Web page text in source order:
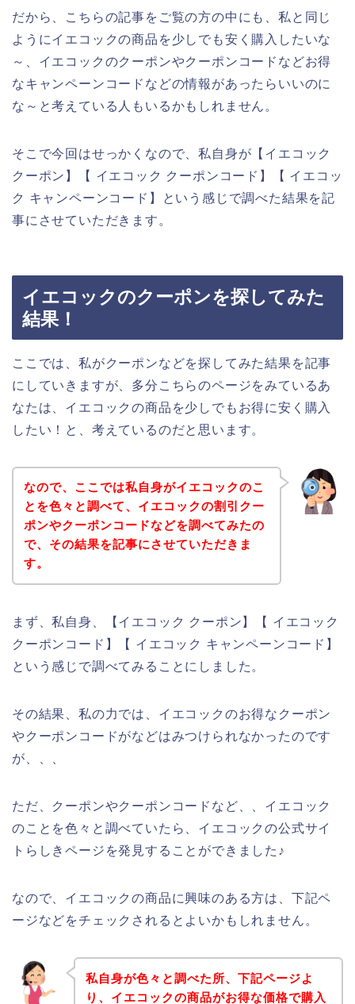
だから、こちらの記事をご覧の方の中にも、私と同じ
ようにイエコックの商品を少しでも安く購入したいな
～、イエコックのクーポンやクーポンコードなどお得
なキャンペーンコードなどの情報があったらいいのに
な～と考えている人もいるかもしれません。
そこで今回はせっかくなので、私自身が【イエコック
クーポン】【 イエコック クーポンコード】【 イエコッ
ク キャンペーンコード】という感じで調べた結果を記
事にさせていただきます。
イエコックのクーポンを探してみた
結果！
ここでは、私がクーポンなどを探してみた結果を記事
にしていきますが、多分こちらのページをみているあ
なたは、イエコックの商品を少しでもお得に安く購入
したい！と、考えているのだと思います。
なので、ここでは私自身がイエコックのこ
とを色々と調べて、イエコックの割引クー
ポンやクーポンコードなどを調べてみたの
で、その結果を記事にさせていただきま
す。
まず、私自身、【イエコック クーポン】【 イエコック
クーポンコード】【 イエコック キャンペーンコード】
という感じで調べてみることにしました。
その結果、私の力では、イエコックのお得なクーポン
やクーポンコードがなどはみつけられなかったのです
が、、、
ただ、クーポンやクーポンコードなど、、イエコック
のことを色々と調べていたら、イエコックの公式サイ
トらしきページを発見することができました♪
なので、イエコックの商品に興味のある方は、下記ペ
ージなどをチェックされるとよいかもしれません。
私自身が色々と調べた所、下記ページよ
り、イエコックの商品がお得な価格で購入